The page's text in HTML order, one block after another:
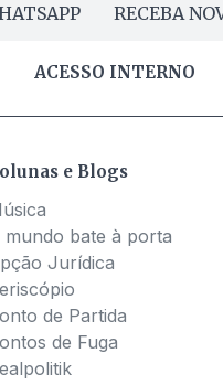
RECEBA
ACESSO INTERNO
e Blogs
mundo bate à porta
Jurídica
de Partida
de Fuga